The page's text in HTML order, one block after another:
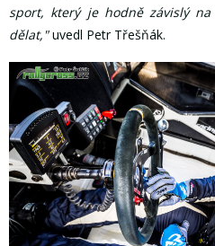
sport, který je hodně závislý
dělat,"uvedl Petr Třešňák.